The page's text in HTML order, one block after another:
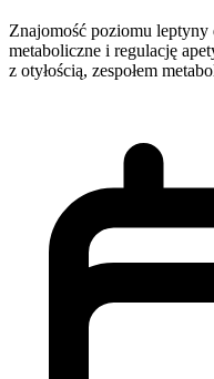
Znajomość poziomu
metaboliczne i regulację
z otyłością, zespołem